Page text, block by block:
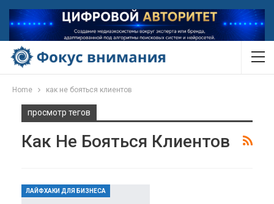
Home как не бояться клиентов
просмотр тегов
Как Не Бояться Клиентов
ЛАЙФХАКИ ДЛЯ БИЗНЕСА